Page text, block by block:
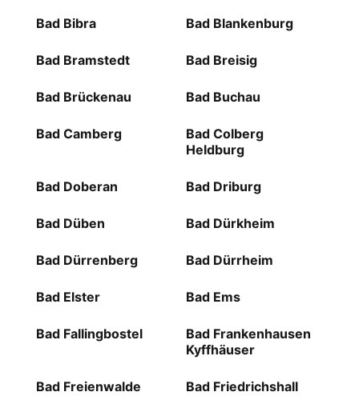
Bad Bibra Bad Blankenburg
Bad Bramstedt Bad Breisig
Bad Brückenau Bad Buchau
Bad Camberg
Bad Colberg
Heldburg
Bad Doberan Bad Driburg
Bad Düben Bad Dürkheim
Bad Dürrenberg Bad Dürrheim
Bad Elster Bad Ems
Bad Fallingbostel
Bad Frankenhausen
Kyffhäuser
Bad Freienwalde Bad Friedrichshall